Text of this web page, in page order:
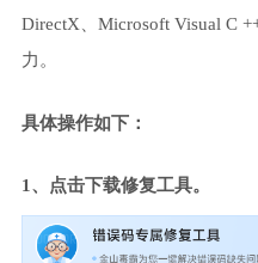
DirectX、Microsoft Visual C
力。
具体操作如下：
1、点击下载修复工具。